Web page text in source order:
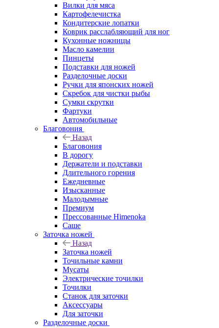
Вилки для мяса
Картофелечистка
Кондитерские лопатки
Коврик расслабляющий для ног
Кухонные ножницы
Масло камелии
Пинцеты
Подставки для ножей
Разделочные доски
Ручки для японских ножей
Скребок для чистки рыбы
Сумки скрутки
Фартуки
Автомобильные
Благовония
Назад
Благовония
В дорогу
Держатели и подставки
Длительного горения
Ежедневные
Изысканные
Малодымные
Премиум
Прессованные Himenoka
Саше
Заточка ножей
Назад
Заточка ножей
Точильные камни
Мусаты
Электрические точилки
Точилки
Станок для заточки
Аксессуары
Для заточки
Разделочные доски